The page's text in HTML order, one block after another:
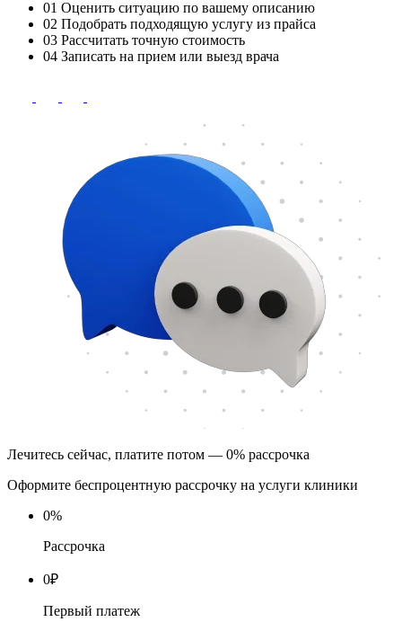
01 Оценить ситуацию по вашему описанию
02 Подобрать подходящую услугу из прайса
03 Рассчитать точную стоимость
04 Записать на прием или выезд врача
Лечитесь сейчас, платите потом — 0% рассрочка
Оформите беспроцентную рассрочку на услуги клиники
0%
Рассрочка
0₽
Первый платеж